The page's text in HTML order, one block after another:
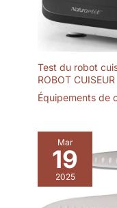
Test du robot
ROBOT CUISEUR
Équipements de
Mar
19
2025